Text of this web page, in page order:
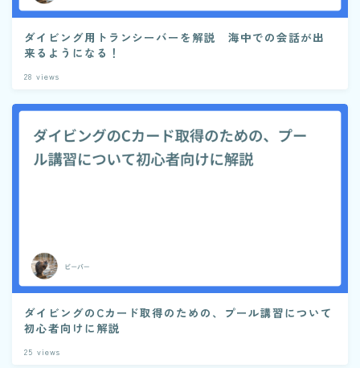
ダイビング用トランシーバーを解説 海中での会話が出
来るようになる！
28 views
ダイビングのCカード取得のための、プール講習について
初心者向けに解説
25 views